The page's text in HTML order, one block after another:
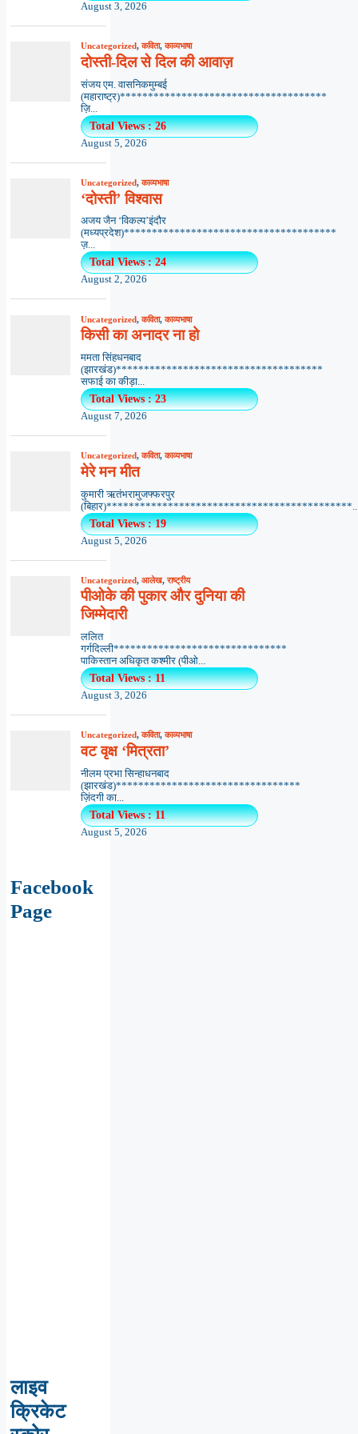
August 3, 2026
Uncategorized,कविता,काव्यभाषा
दोस्ती-दिल से दिल की आवाज़
संजय एम. वासनिकमुम्बई
(महाराष्ट्र)*************************************
ज़ि...
Total Views : 26
August 5, 2026
Uncategorized,काव्यभाषा
‘दोस्ती’ विश्वास
अजय जैन ‘विकल्प’इंदौर
(मध्यप्रदेश)**************************************
ज़...
Total Views : 24
August 2, 2026
Uncategorized,कविता,काव्यभाषा
किसी का अनादर ना हो
ममता सिंहधनबाद
(झारखंड)*************************************
सफाई का कीड़ा...
Total Views : 23
August 7, 2026
Uncategorized,कविता,काव्यभाषा
मेरे मन मीत
कुमारी ऋतंभरामुजफ्फरपुर
Total Views : 19
August 5, 2026
Uncategorized, आलेख,राष्ट्रीय
पीओके की पुकार और दुनिया की
जिम्मेदारी
ललित
गर्गदिल्ली*******************************
पाकिस्तान अधिकृत कश्मीर (पीओ...
Total Views : 11
August 3, 2026
Uncategorized,कविता,काव्यभाषा
वट वृक्ष ‘मित्रता’
नीलम प्रभा सिन्हाधनबाद
(झारखंड)*********************************
ज़िंदगी का...
Total Views : 11
August 5, 2026
Facebook
Page
लाइव
क्रिकेट